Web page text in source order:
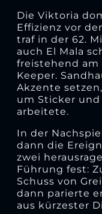
Die Viktoria
Effizienz vor
traf in der 62.
auch El Mala
freistehend am
Keeper.
Akzente
um Sticker
arbeitete.
In der
dann die
zwei
Führung fest:
Schuss von
dann parierte
aus kürzester